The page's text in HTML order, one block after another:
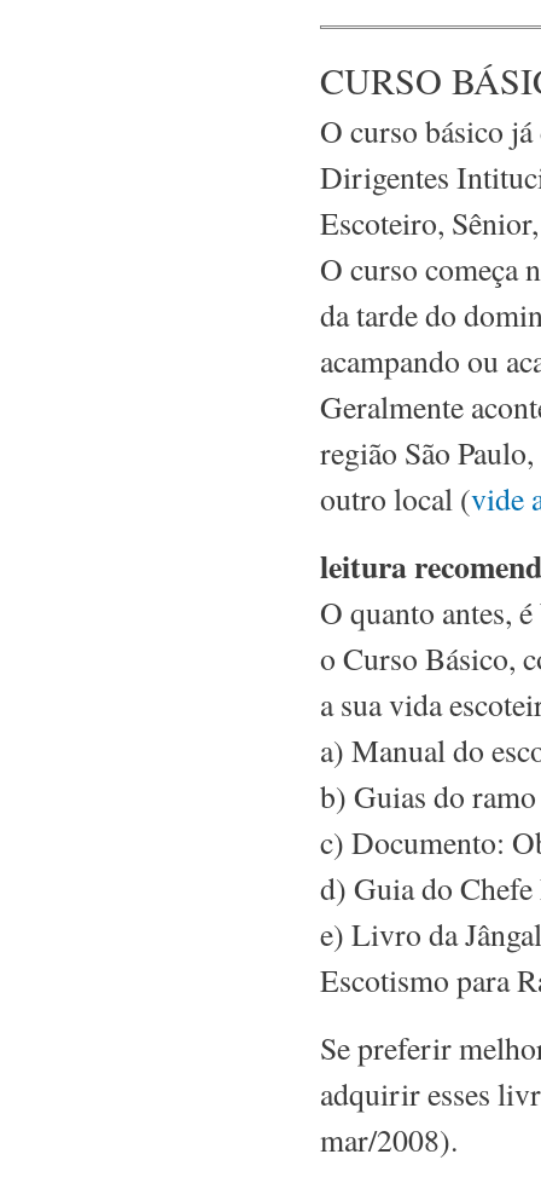
CURSO
O curso básico
Dirigentes
Escoteiro,
O curso começa
da tarde do
acampando ou
Geralmente
região São
outro local (vide
leitura
O quanto antes,
o Curso Básico,
a sua vida
a) Manual do
b) Guias do
c) Documento:
d) Guia do
e) Livro da
Escotismo para
Se preferir
adquirir esses
mar/2008).